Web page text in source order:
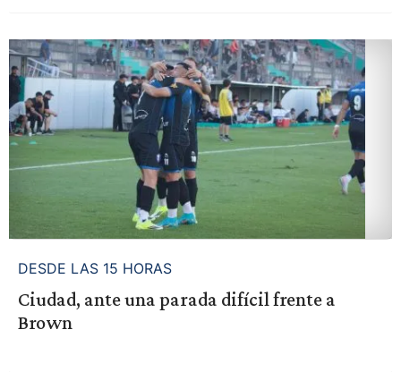
DESDE LAS 15 HORAS
Ciudad, ante una parada difícil frente a
Brown